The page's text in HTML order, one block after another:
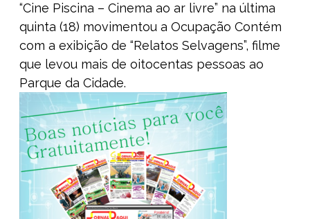
“Cine Piscina – Cinema ao ar livre” na última
quinta (18) movimentou a Ocupação Contém
com a exibição de “Relatos Selvagens”, filme
que levou mais de oitocentas pessoas ao
Parque da Cidade.